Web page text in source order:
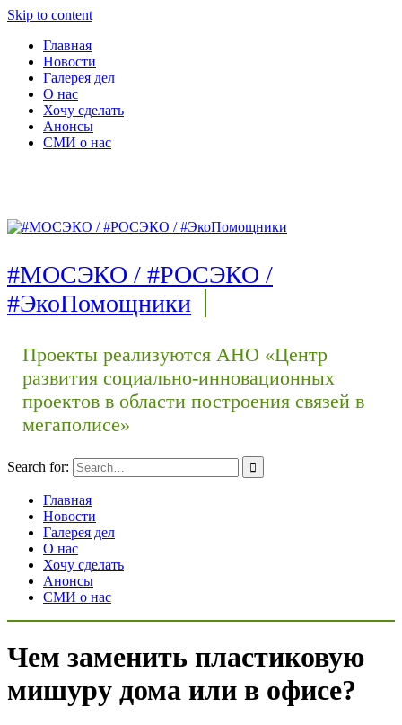
Skip to content
Главная
Новости
Галерея дел
О нас
Хочу сделать
Анонсы
СМИ о нас
#МОСЭКО / #РОСЭКО /
#ЭкоПомощники
Проекты реализуются АНО «Центр
развития социально-инновационных
проектов в области построения связей в
мегаполисе»
Search for:
Главная
Новости
Галерея дел
О нас
Хочу сделать
Анонсы
СМИ о нас
Чем заменить пластиковую
мишуру дома или в офисе?